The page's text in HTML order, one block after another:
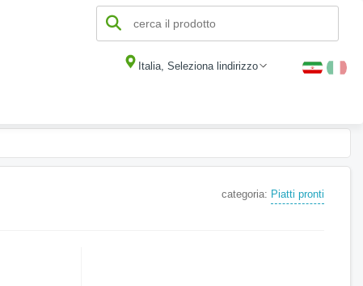
Italia, Seleziona lindirizzo
categoria: Piatti pronti